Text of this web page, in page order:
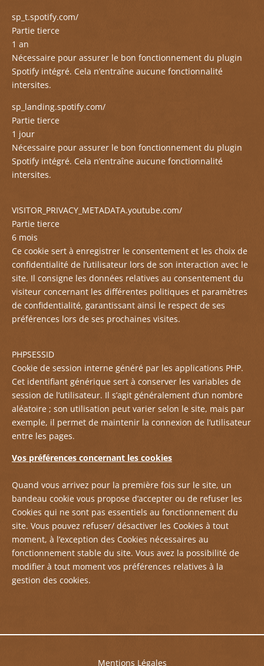
sp_t.spotify.com/
Partie tierce
1 an
Nécessaire pour assurer le bon fonctionnement du plugin
Spotify intégré. Cela n’entraîne aucune fonctionnalité
intersites.
sp_landing.spotify.com/
Partie tierce
1 jour
Nécessaire pour assurer le bon fonctionnement du plugin
Spotify intégré. Cela n’entraîne aucune fonctionnalité
intersites.
VISITOR_PRIVACY_METADATA.youtube.com/
Partie tierce
6 mois
Ce cookie sert à enregistrer le consentement et les choix de
confidentialité de l’utilisateur lors de son interaction avec le
site. Il consigne les données relatives au consentement du
visiteur concernant les différentes politiques et paramètres
de confidentialité, garantissant ainsi le respect de ses
préférences lors de ses prochaines visites.
PHPSESSID
Cookie de session interne généré par les applications PHP.
Cet identifiant générique sert à conserver les variables de
session de l’utilisateur. Il s’agit généralement d’un nombre
aléatoire ; son utilisation peut varier selon le site, mais par
exemple, il permet de maintenir la connexion de l’utilisateur
entre les pages.
Vos préférences concernant les cookies
Quand vous arrivez pour la première fois sur le site, un
bandeau cookie vous propose d’accepter ou de refuser les
Cookies qui ne sont pas essentiels au fonctionnement du
site. Vous pouvez refuser/ désactiver les Cookies à tout
moment, à l’exception des Cookies nécessaires au
fonctionnement stable du site. Vous avez la possibilité de
modifier à tout moment vos préférences relatives à la
gestion des cookies.
Mentions Légales